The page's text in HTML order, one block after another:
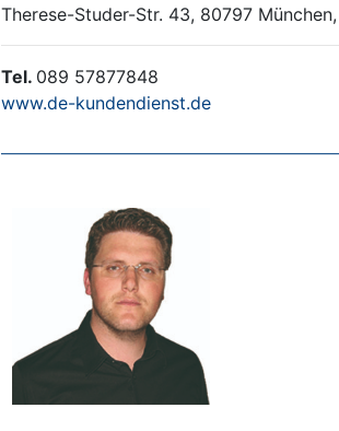
Therese-Studer-Str. 43, 80797
Tel. 089 57877848
www.de-kundendienst.de